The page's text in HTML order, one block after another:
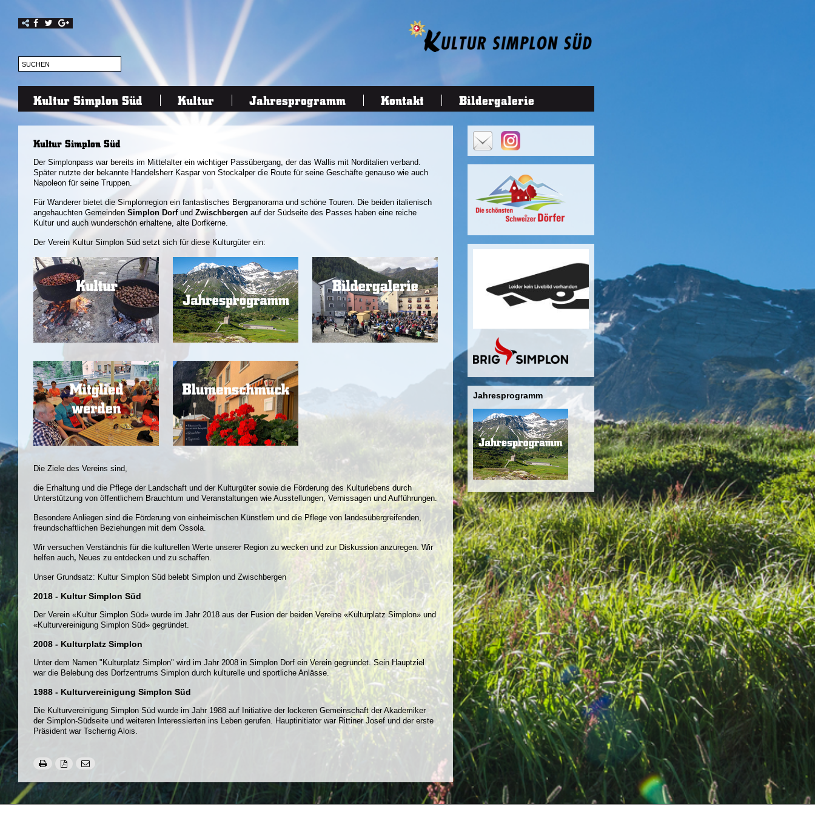
Kultur Simplon Süd Kultur Jahresprogramm Kontakt Bildergalerie
Kultur Simplon Süd
Der Simplonpass war bereits im Mittelalter ein wichtiger Passübergang, der das Wallis mit Norditalien verband.
Später nutzte der bekannte Handelsherr Kaspar von Stockalper die Route für seine Geschäfte genauso wie auch
Napoleon für seine Truppen.
Für Wanderer bietet die Simplonregion ein fantastisches Bergpanorama und schöne Touren. Die beiden italienisch
angehauchten Gemeinden Simplon Dorfund Zwischbergen auf der Südseite des Passes haben eine reiche
Kultur und auch wunderschön erhaltene, alte Dorfkerne.
Der Verein Kultur Simplon Süd setzt sich für diese Kulturgüter ein:
Die Ziele des Vereins sind,
die Erhaltung und die Pflege der Landschaft und der Kulturgüter sowie die Förderung des Kulturlebens durch
Unterstützung von öffentlichem Brauchtum und Veranstaltungen wie Ausstellungen, Vernissagen und Aufführungen.
Besondere Anliegen sind die Förderung von einheimischen Künstlern und die Pflege von landesübergreifenden,
freundschaftlichen Beziehungen mit dem Ossola.
Wir versuchen Verständnis für die kulturellen Werte unserer Region zu wecken und zur Diskussion anzuregen. Wir
helfen auch, Neues zu entdecken und zu schaffen.
Unser Grundsatz: Kultur Simplon Süd belebt Simplon und Zwischbergen
2018 - Kultur Simplon Süd
Der Verein «Kultur Simplon Süd» wurde im Jahr 2018 aus der Fusion der beiden Vereine «Kulturplatz Simplon» und
«Kulturvereinigung Simplon Süd» gegründet.
2008 - Kulturplatz Simplon
Unter dem Namen "Kulturplatz Simplon" wird im Jahr 2008 in Simplon Dorf ein Verein gegründet. Sein Hauptziel
war die Belebung des Dorfzentrums Simplon durch kulturelle und sportliche Anlässe.
1988 - Kulturvereinigung Simplon Süd
Die Kulturvereinigung Simplon Süd wurde im Jahr 1988 auf Initiative der lockeren Gemeinschaft der Akademiker
der Simplon-Südseite und weiteren Interessierten ins Leben gerufen. Hauptinitiator war Rittiner Josef und der erste
Präsident war Tscherrig Alois.
Jahresprogramm